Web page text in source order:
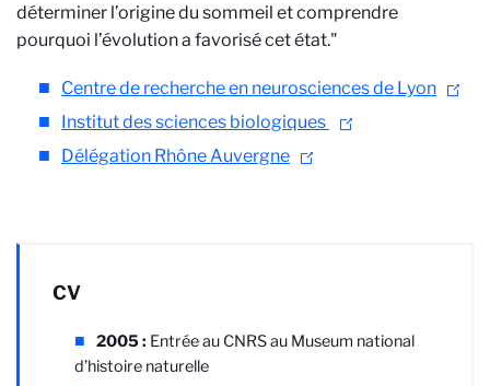
déterminer l’origine du sommeil et comprendre
pourquoi l’évolution a favorisé cet état."
Centre de recherche en neurosciences de Lyon
Institut des sciences biologiques
Délégation Rhône Auvergne
CV
2005 : Entrée au CNRS au Museum national
d’histoire naturelle